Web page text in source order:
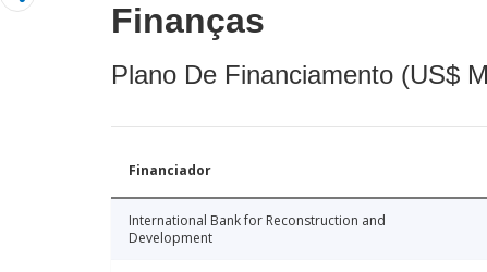
Finanças
Plano De Financiamento (US$
Financiador
International Bank for Reconstruction and
Development